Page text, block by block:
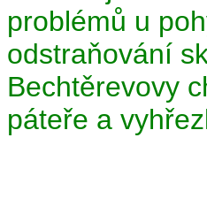
problémů u
odstraňování
Bechtěrevovy
páteře a